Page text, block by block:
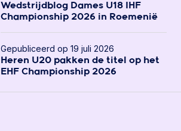
Wedstrijdblog Dames U18 IHF
Championship 2026 in Roemenië
Gepubliceerd op 19 juli 2026
Heren U20 pakken de titel op het
EHF Championship 2026